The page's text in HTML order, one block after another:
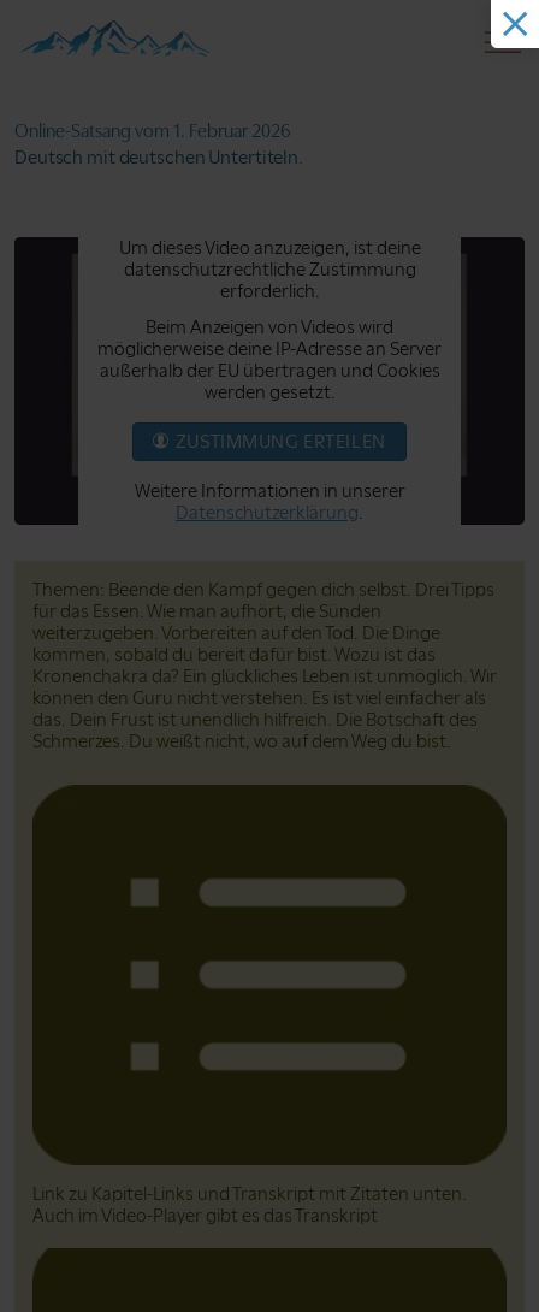
Online-Satsang vom 1. Februar 2026
Deutsch mit deutschen Untertiteln.
Um dieses Video anzuzeigen, ist deine
datenschutzrechtliche Zustimmung
erforderlich.
Beim Anzeigen von Videos wird
möglicherweise deine IP-Adresse an Server
außerhalb der EU übertragen und Cookies
werden gesetzt.
ZUSTIMMUNG ERTEILEN
Weitere Informationen in unserer
Datenschutzerklärung.
Themen: Beende den Kampf gegen dich selbst. Drei Tipps
für das Essen. Wie man aufhört, die Sünden
weiterzugeben. Vorbereiten auf den Tod. Die Dinge
kommen, sobald du bereit dafür bist. Wozu ist das
Kronenchakra da? Ein glückliches Leben ist unmöglich. Wir
können den Guru nicht verstehen. Es ist viel einfacher als
das. Dein Frust ist unendlich hilfreich. Die Botschaft des
Schmerzes. Du weißt nicht, wo auf dem Weg du bist.
Link zu Kapitel-Links und Transkript mit Zitaten unten.
Auch im Video-Player gibt es das Transkript